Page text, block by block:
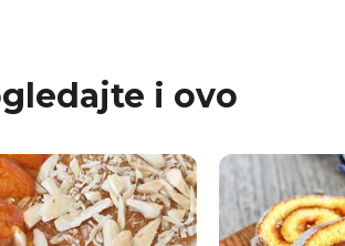
i ovo